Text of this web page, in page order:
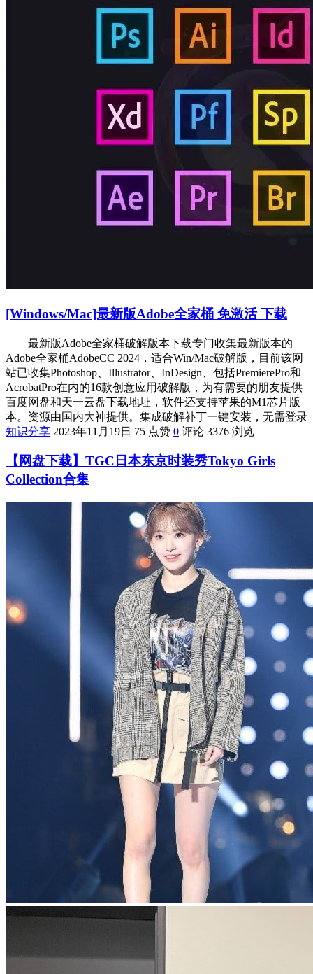
[Windows/Mac]最新版Adobe全家桶 免激活 下载
最新版Adobe全家桶破解版本下载专门收集最新版本的
Adobe全家桶AdobeCC 2024，适合Win/Mac破解版，目前该网
站已收集Photoshop、Illustrator、InDesign、包括PremierePro和
AcrobatPro在内的16款创意应用破解版，为有需要的朋友提供
百度网盘和天一云盘下载地址，软件还支持苹果的M1芯片版
本。资源由国内大神提供。集成破解补丁一键安装，无需登录
知识分享 2023年11月19日 75 点赞 0 评论 3376 浏览
【网盘下载】TGC日本东京时装秀Tokyo Girls
Collection合集